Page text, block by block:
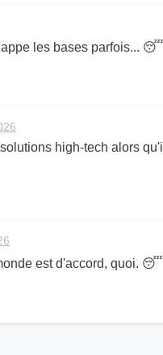
les bases parfois...
high-tech alors
est d'accord, quoi.